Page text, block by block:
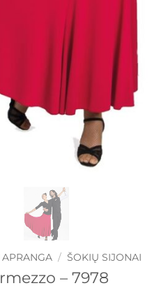
APRANGA / ŠOKIŲ SIJONAI
– 7978